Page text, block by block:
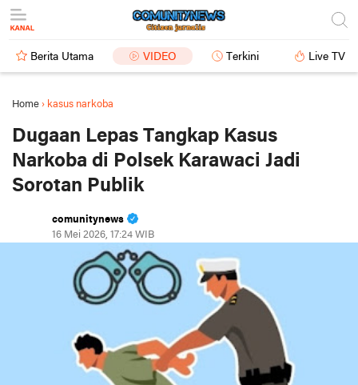
Berita Utama VIDEO Terkini Live TV
Home › kasus narkoba
Dugaan Lepas Tangkap Kasus
Narkoba di Polsek Karawaci Jadi
Sorotan Publik
comunitynews
16 Mei 2026, 17:24 WIB